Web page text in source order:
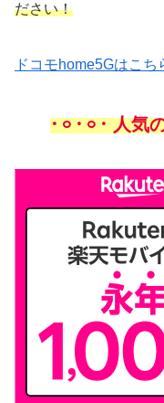
ださい！
ドコモhome5Gはこち
𐄁𐄙𐄁𐄙𐄁 人気